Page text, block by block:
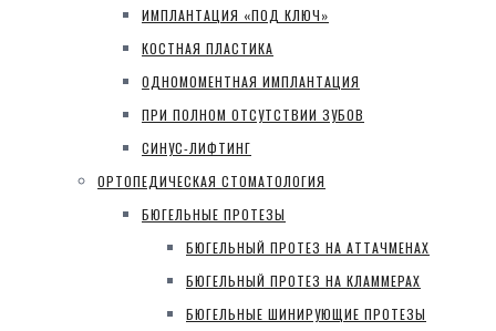
ИМПЛАНТАЦИЯ «ПОД КЛЮЧ»
КОСТНАЯ ПЛАСТИКА
ОДНОМОМЕНТНАЯ ИМПЛАНТАЦИЯ
ПРИ ПОЛНОМ ОТСУТСТВИИ ЗУБОВ
СИНУС-ЛИФТИНГ
ОРТОПЕДИЧЕСКАЯ СТОМАТОЛОГИЯ
БЮГЕЛЬНЫЕ ПРОТЕЗЫ
БЮГЕЛЬНЫЙ ПРОТЕЗ НА АТТАЧМЕНАХ
БЮГЕЛЬНЫЙ ПРОТЕЗ НА КЛАММЕРАХ
БЮГЕЛЬНЫЕ ШИНИРУЮЩИЕ ПРОТЕЗЫ